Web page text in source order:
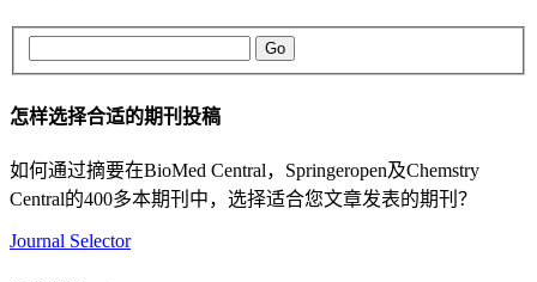
Go
怎样选择合适的期刊投稿
如何通过摘要在BioMed Central，Springeropen及Chemstry
Central的400多本期刊中，选择适合您文章发表的期刊？
Journal Selector